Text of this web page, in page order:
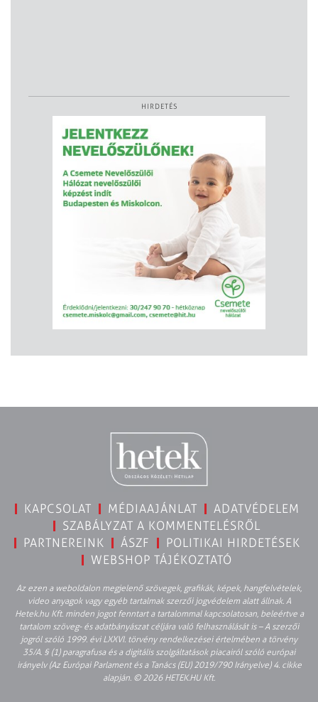
HIRDETÉS
KAPCSOLAT MÉDIAAJÁNLAT
ADATVÉDELEM
SZABÁLYZAT A KOMMENTELÉSRŐL
PARTNEREINK
ÁSZF
POLITIKAI HIRDETÉSEK
WEBSHOP TÁJÉKOZTATÓ
Az ezen a weboldalon megjelenő szövegek, grafikák, képek, hangfelvételek,
video anyagok vagy egyéb tartalmak szerzői jogvédelem alatt állnak. A
Hetek.hu Kft. minden jogot fenntart a tartalommal kapcsolatosan, beleértve a
tartalom szöveg- és adatbányászat céljára való felhasználását is – A szerzői
jogról szóló 1999. évi LXXVI. törvény rendelkezései értelmében a törvény
35/A. § (1) paragrafusa és a digitális szolgáltatások piacairól szóló európai
irányelv (Az Európai Parlament és a Tanács (EU) 2019/790 Irányelve) 4. cikke
alapján. © 2026 HETEK.HU Kft.